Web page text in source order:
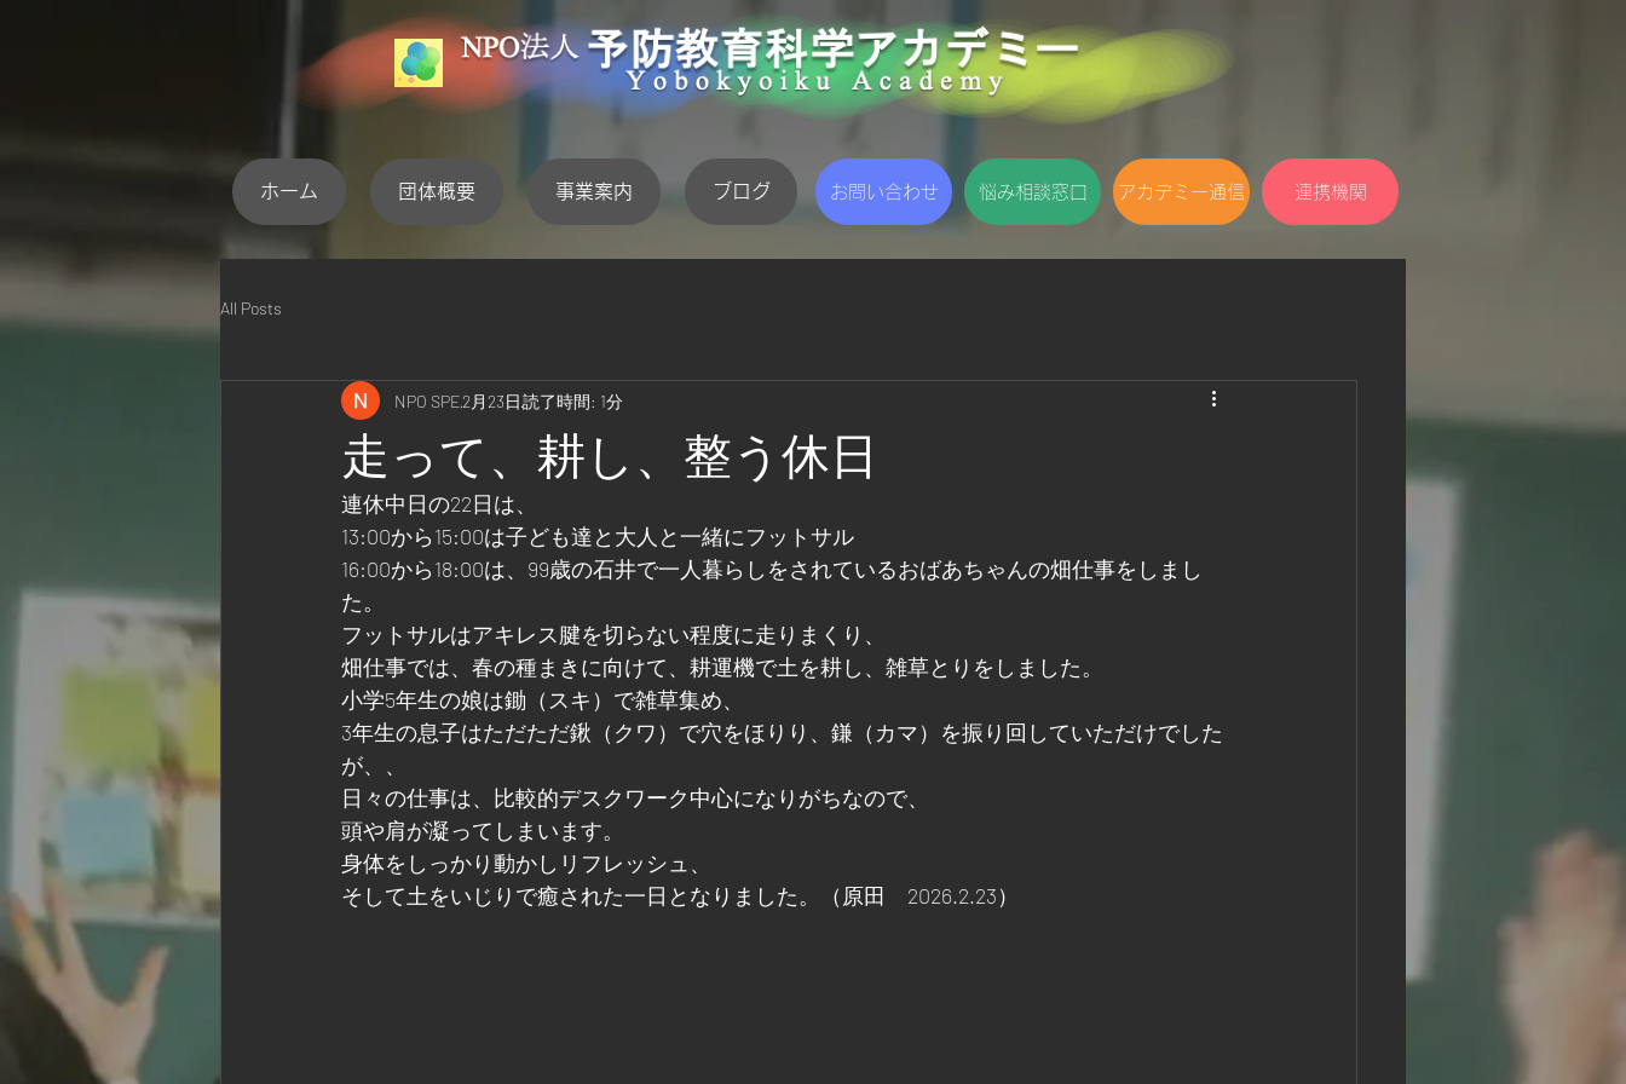
ホーム 団体概要 事業案内 ブログ お問い合わせ 悩み相談窓口 アカデミー通信 連携機関
All Posts
走って、耕し、整う休日
NPO SPE2月23日読了時間: 1分
連休中日の22日は、
13:00から15:00は子ども達と大人と一緒にフットサル
16:00から18:00は、99歳の石井で一人暮らしをされているおばあちゃんの畑仕事をしまし
た。
フットサルはアキレス腱を切らない程度に走りまくり、
畑仕事では、春の種まきに向けて、耕運機で土を耕し、雑草とりをしました。
小学5年生の娘は鋤（スキ）で雑草集め、
3年生の息子はただただ鍬（クワ）で穴をほりり、鎌（カマ）を振り回していただけでした
が、、
日々の仕事は、比較的デスクワーク中心になりがちなので、
頭や肩が凝ってしまいます。
身体をしっかり動かしリフレッシュ、
そして土をいじりで癒された一日となりました。（原田　2026.2.23）